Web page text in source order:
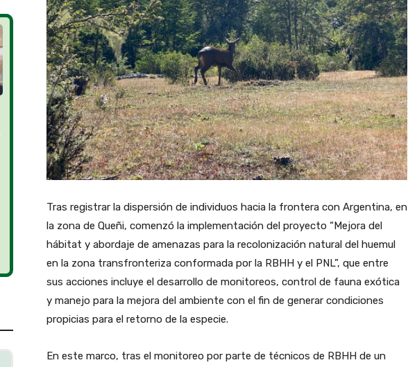
Tras registrar la dispersión de individuos hacia la frontera con Argentina, en
la zona de Queñi, comenzó la implementación del proyecto “Mejora del
hábitat y abordaje de amenazas para la recolonización natural del huemul
en la zona transfronteriza conformada por la RBHH y el PNL”, que entre
sus acciones incluye el desarrollo de monitoreos, control de fauna exótica
y manejo para la mejora del ambiente con el fin de generar condiciones
propicias para el retorno de la especie.
En este marco, tras el monitoreo por parte de técnicos de RBHH de un